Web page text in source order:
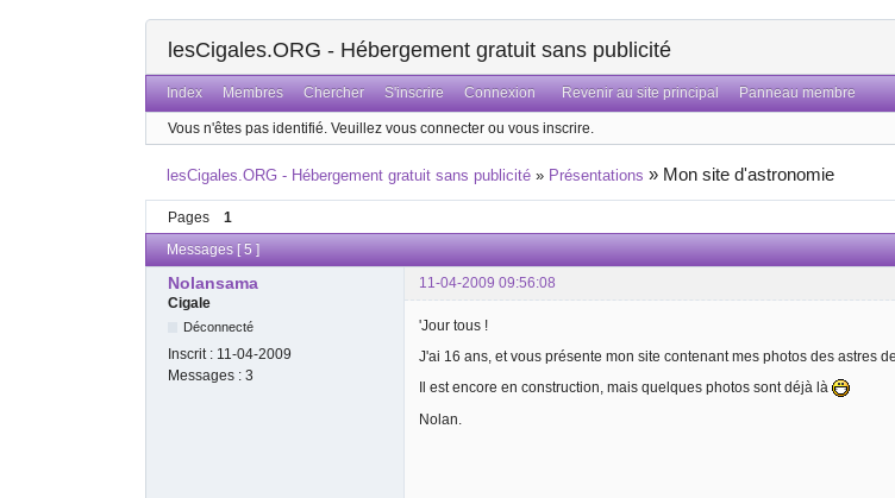
lesCigales.ORG - Hébergement gratuit sans publicité
Index Membres Chercher S'inscrire Connexion Revenir au site principal Panneau membre
Vous n'êtes pas identifié. Veuillez vous connecter ou vous inscrire.
lesCigales.ORG - Hébergement gratuit sans publicité » Présentations » Mon site d'astronomie
Pages 1
Messages [ 5 ]
Nolansama
11-04-2009 09:56:08
Cigale
Déconnecté
Inscrit : 11-04-2009
Messages : 3
'Jour tous !
J'ai 16 ans, et vous présente mon site contenant mes photos des astres
Il est encore en construction, mais quelques photos sont déjà là
Nolan.